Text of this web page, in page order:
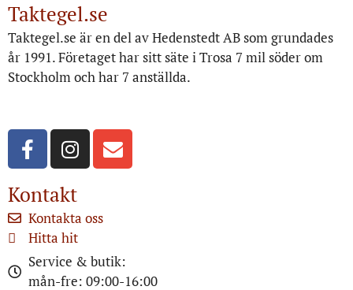
Taktegel.se
Taktegel.se är en del av Hedenstedt AB som grundades
år 1991. Företaget har sitt säte i Trosa 7 mil söder om
Stockholm och har 7 anställda.
Kontakt
Kontakta oss
Hitta hit
Service & butik:
mån-fre: 09:00-16:00